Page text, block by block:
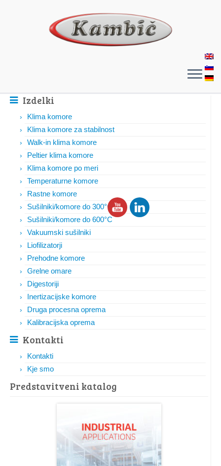
Izdelki
Klima komore
Klima komore za stabilnost
Walk-in klima komore
Peltier klima komore
Klima komore po meri
Temperaturne komore
Rastne komore
Sušilniki/komore do 300°C
Sušilniki/komore do 600°C
Vakuumski sušilniki
Liofilizatorji
Prehodne komore
Grelne omare
Digestoriji
Inertizacijske komore
Druga procesna oprema
Kalibracijska oprema
Kontakti
Kontakti
Kje smo
Predstavitveni katalog​​